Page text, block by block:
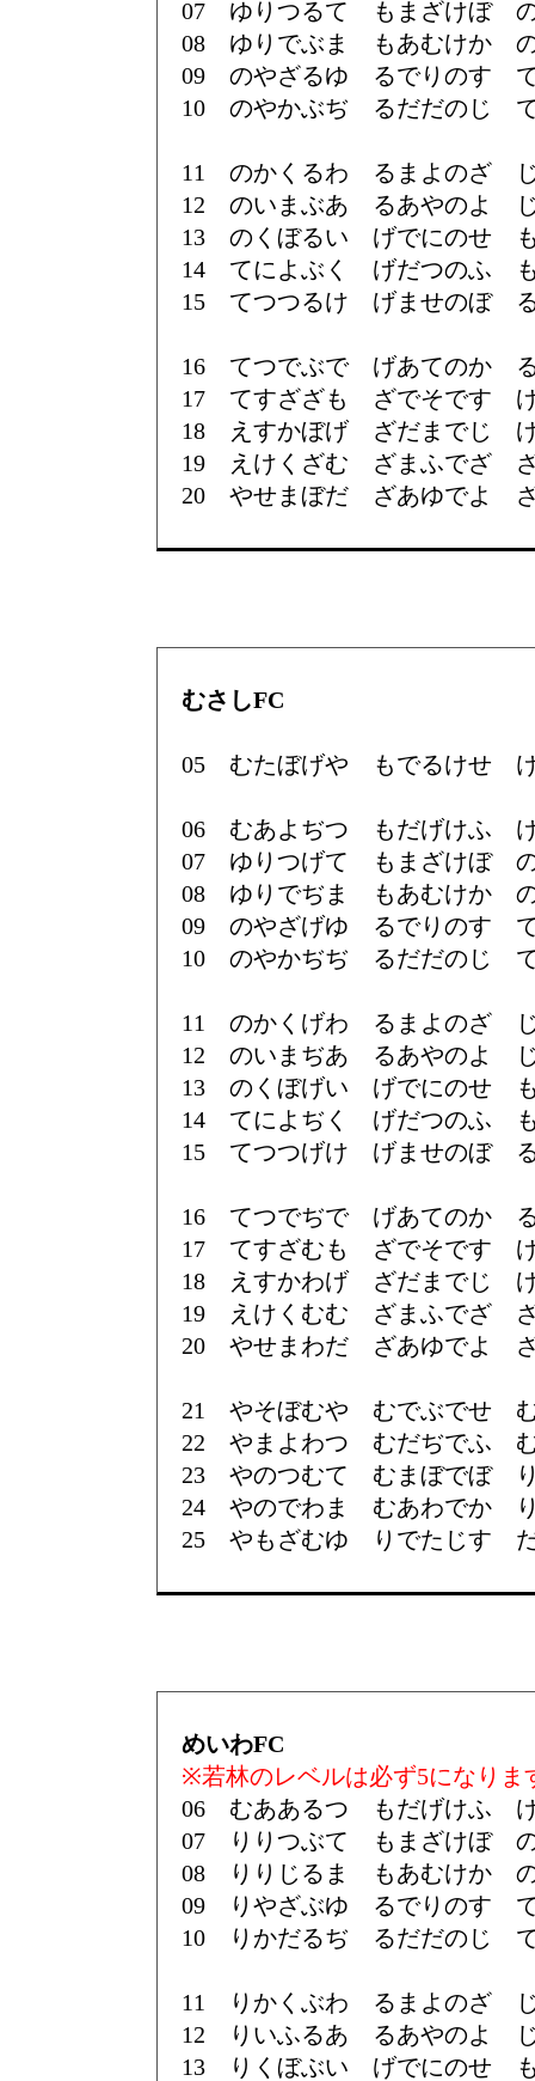
07 ゆりつるて もまざけぼ
08 ゆりでぶま もあむけか
09 のやざるゆ るでりのす
10 のやかぶぢ るだだのじ
11 のかくるわ るまよのざ
12 のいまぶあ るあやのよ
13 のくぼるい げでにのせ
14 てによぶく げだつのふ
15 てつつるけ げませのぼ
16 てつでぶで げあてのか
17 てすざざも ざでそです
18 えすかぼげ ざだまでじ
19 えけくざむ ざまふでざ
20 やせまぼだ ざあゆでよ
むさしFC
05 むたぼげや もでるけせ
06 むあよぢつ もだげけふ
07 ゆりつげて もまざけぼ
08 ゆりでぢま もあむけか
09 のやざげゆ るでりのす
10 のやかぢぢ るだだのじ
11 のかくげわ るまよのざ
12 のいまぢあ るあやのよ
13 のくぼげい げでにのせ
14 てによぢく げだつのふ
15 てつつげけ げませのぼ
16 てつでぢで げあてのか
17 てすざむも ざでそです
18 えすかわげ ざだまでじ
19 えけくむむ ざまふでざ
20 やせまわだ ざあゆでよ
21 やそぼむや むでぶでせ
22 やまよわつ むだぢでふ
23 やのつむて むまぼでぼ
24 やのでわま むあわでか
25 やもざむゆ りでたじす
めいわFC
※若林のレベルは必ず5になりま
06 むああるつ もだげけふ
07 りりつぶて もまざけぼ
08 りりじるま もあむけか
09 りやざぶゆ るでりのす
10 りかだるぢ るだだのじ
11 りかくぶわ るまよのざ
12 りいふるあ るあやのよ
13 りくぼぶい げでにのせ